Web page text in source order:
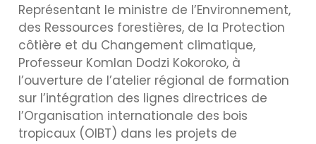
Représentant le ministre de l’Environnement,
des Ressources forestières, de la Protection
côtière et du Changement climatique,
Professeur Komlan Dodzi Kokoroko, à
l’ouverture de l’atelier régional de formation
sur l’intégration des lignes directrices de
l’Organisation internationale des bois
tropicaux (OIBT) dans les projets de